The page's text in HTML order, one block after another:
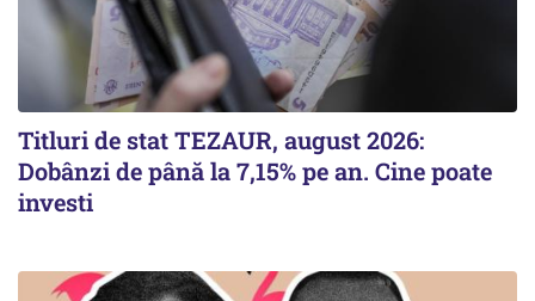
Titluri de stat TEZAUR, august 2026:
Dobânzi de până la 7,15% pe an. Cine poate
investi